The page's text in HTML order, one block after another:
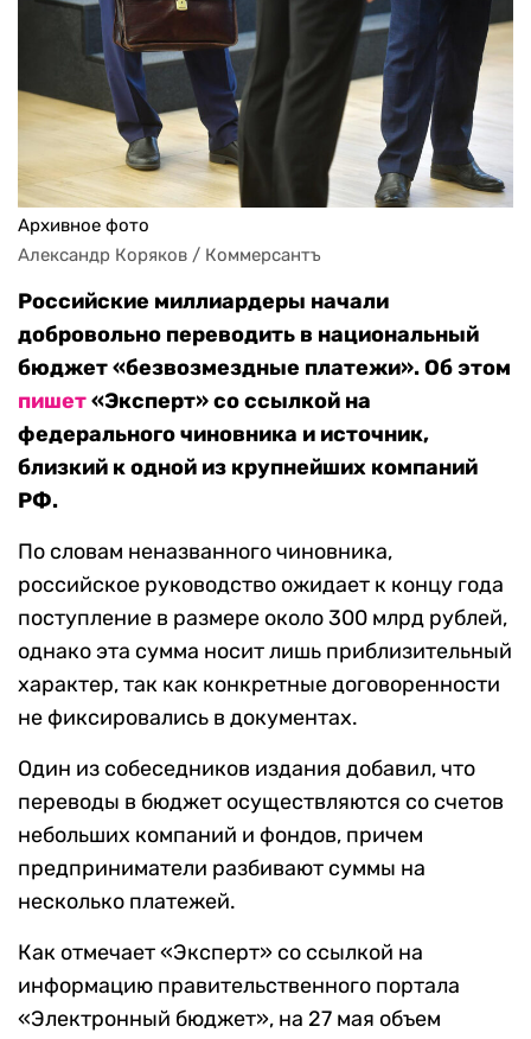
Архивное фото
Александр Коряков / Коммерсантъ
Российские миллиардеры начали
добровольно переводить в национальный
бюджет «безвозмездные платежи». Об этом
пишет«Эксперт» со ссылкой на
федерального чиновника и источник,
близкий к одной из крупнейших компаний
РФ.
По словам неназванного чиновника,
российское руководство ожидает к концу года
поступление в размере около 300 млрд рублей,
однако эта сумма носит лишь приблизительный
характер, так как конкретные договоренности
не фиксировались в документах.
Один из собеседников издания добавил, что
переводы в бюджет осуществляются со счетов
небольших компаний и фондов, причем
предприниматели разбивают суммы на
несколько платежей.
Как отмечает «Эксперт» со ссылкой на
информацию правительственного портала
«Электронный бюджет», на 27 мая объем